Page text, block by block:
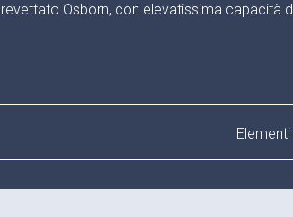
Osborn, con elevatissima capacità